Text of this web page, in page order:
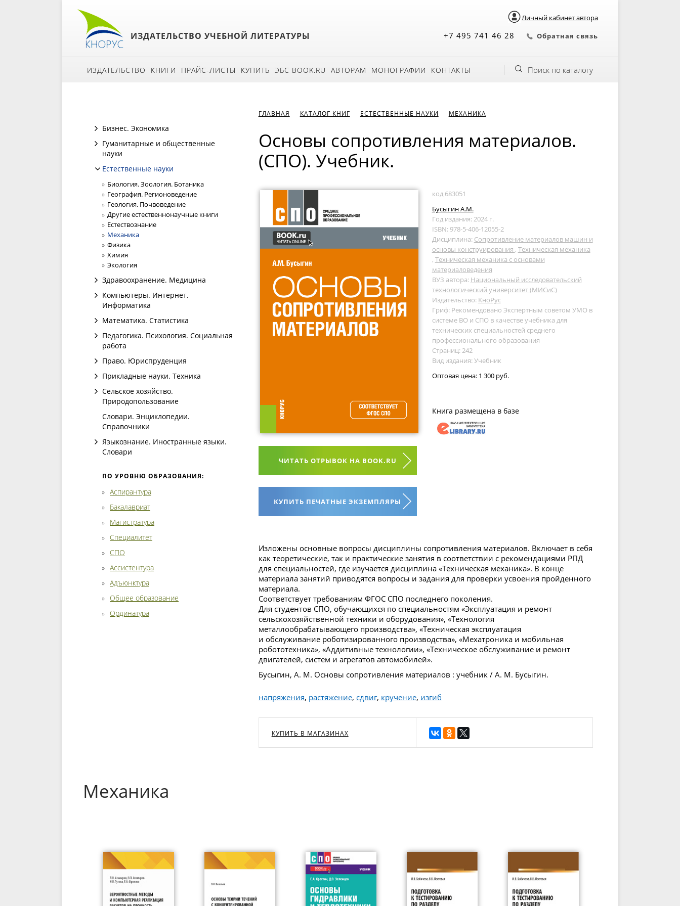
Личный кабинет автора
ИЗДАТЕЛЬСТВО УЧЕБНОЙ ЛИТЕРАТУРЫ +7 495 741 46 28 Обратная связь
ИЗДАТЕЛЬСТВО КНИГИ ПРАЙС-ЛИСТЫ КУПИТЬ ЭБС BOOK.RU АВТОРАМ МОНОГРАФИИ КОНТАКТЫ Поиск по каталогу
Бизнес. Экономика
Гуманитарные и общественные
науки
Естественные науки
Биология. Зоология. Ботаника
География. Регионоведение
Геология. Почвоведение
Другие естественнонаучные книги
Естествознание
Механика
Физика
Химия
Экология
Здравоохранение. Медицина
Компьютеры. Интернет.
Информатика
Математика. Статистика
Педагогика. Психология. Социальная
работа
Право. Юриспруденция
Прикладные науки. Техника
Сельское хозяйство.
Природопользование
Словари. Энциклопедии.
Справочники
Языкознание. Иностранные языки.
Словари
ПО УРОВНЮ ОБРАЗОВАНИЯ:
Аспирантура
Бакалавриат
Магистратура
Специалитет
СПО
Ассистентура
Адъюнктура
Общее образование
Ординатура
ГЛАВНАЯ КАТАЛОГ КНИГ ЕСТЕСТВЕННЫЕ НАУКИ МЕХАНИКА
Основы сопротивления материалов.
(СПО). Учебник.
ЧИТАТЬ ОТРЫВОК НА BOOK.RU
КУПИТЬ ПЕЧАТНЫЕ ЭКЗЕМПЛЯРЫ
код 683051
Бусыгин А.М.
Год издания: 2024 г.
ISBN: 978-5-406-12055-2
Дисциплина: Сопротивление материалов машин и
основы конструирования , Техническая механика
, Техническая механика с основами
материаловедения
ВУЗ автора: Национальный исследовательский
технологический университет (МИСиС)
Издательство: КноРус
Гриф: Рекомендовано Экспертным советом УМО в
системе ВО и СПО в качестве учебника для
технических специальностей среднего
профессионального образования
Страниц: 242
Вид издания: Учебник
Оптовая цена: 1 300 руб.
Книга размещена в базе
Изложены основные вопросы дисциплины сопротивления материалов. Включает в себя
как теоретические, так и практические занятия в соответствии с рекомендациями РПД
для специальностей, где изучается дисциплина «Техническая механика». В конце
материала занятий приводятся вопросы и задания для проверки усвоения пройденного
материала.
Соответствует требованиям ФГОС СПО последнего поколения.
Для студентов СПО, обучающихся по специальностям «Эксплуатация и ремонт
сельскохозяйственной техники и оборудования», «Технология
металлообрабатывающего производства», «Техническая эксплуатация
и обслуживание роботизированного производства», «Мехатроника и мобильная
робототехника», «Аддитивные технологии», «Техническое обслуживание и ремонт
двигателей, систем и агрегатов автомобилей».
Бусыгин, А. М. Основы сопротивления материалов : учебник / А. М. Бусыгин.
напряжения, растяжение, сдвиг, кручение, изгиб
КУПИТЬ В МАГАЗИНАХ
Механика